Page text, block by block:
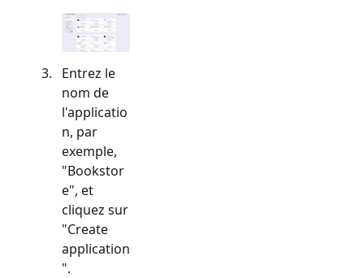
Entrez le
nom de
l'applicatio
n, par
exemple,
"Bookstor
e", et
cliquez sur
"Create
application
".